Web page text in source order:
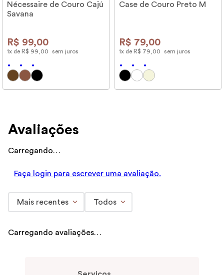
Nécessaire de Couro Cajú
Savana
R$ 99,00
1x de R$ 99 00 sem juros
Case de Couro Preto M
R$ 79,00
1x de R$ 79 00 sem juros
Avaliações
Carregando…
Faça login para escrever uma avaliação.
Mais recentes Todos
Carregando avaliações…